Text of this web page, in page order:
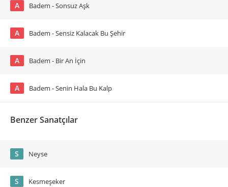
A Badem - Sonsuz Aşk
A Badem - Sensiz Kalacak Bu Şehir
A Badem - Bir An İçin
A Badem - Senin Hala Bu Kalp
Benzer Sanatçılar
S Neyse
S Kesmeşeker